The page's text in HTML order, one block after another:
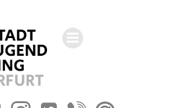
springen